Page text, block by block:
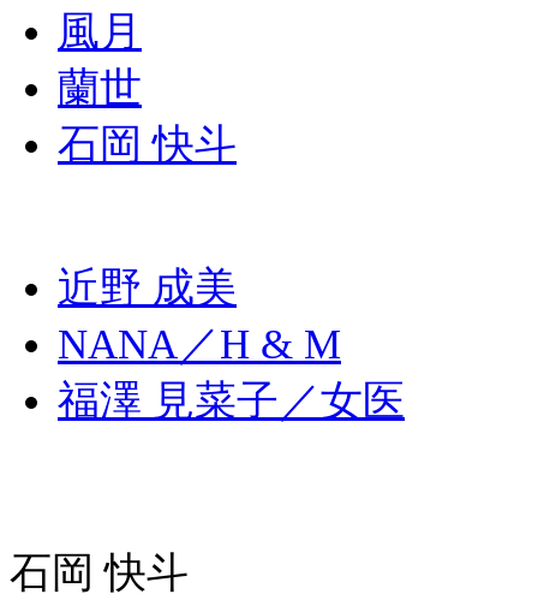
風月
蘭世
石岡 快斗
近野 成美
NANA／H & M
福澤 見菜子／女医
石岡 快斗